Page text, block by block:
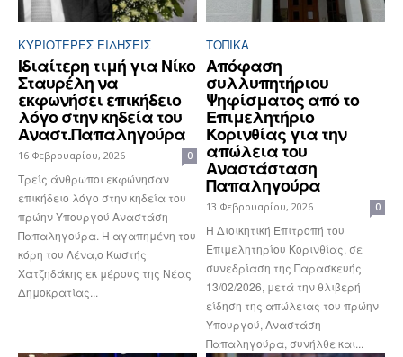
ΚΥΡΙΌΤΕΡΕΣ ΕΙΔΉΣΕΙΣ
Ιδιαίτερη τιμή για Νίκο
Σταυρέλη να
εκφωνήσει επικήδειο
λόγο στην κηδεία του
Αναστ.Παπαληγούρα
16 Φεβρουαρίου, 2026 0
Τρείς άνθρωποι εκφώνησαν
επικήδειο λόγο στην κηδεία του
πρώην Υπουργού Αναστάση
Παπαληγούρα. Η αγαπημένη του
κόρη του Λένα,ο Κωστής
Χατζηδάκης εκ μέρους της Νέας
Δημοκρατίας...
ΤΟΠΙΚΑ
Απόφαση
συλλυπητήριου
Ψηφίσματος από το
Επιμελητήριο
Κορινθίας για την
απώλεια του
Αναστάσταση
Παπαληγούρα
13 Φεβρουαρίου, 2026 0
Η Διοικητική Επιτροπή του
Επιμελητηρίου Κορινθίας, σε
συνεδρίαση της Παρασκευής
13/02/2026, μετά την θλιβερή
είδηση της απώλειας του πρώην
Υπουργού, Αναστάση
Παπαληγούρα, συνήλθε και...